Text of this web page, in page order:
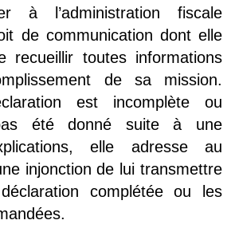
à l’administration fiscale
de communication dont elle
recueillir toutes informations
de sa mission.
est incomplète ou
pas été donné suite à une
elle adresse au
injonction de lui transmettre
complétée ou les